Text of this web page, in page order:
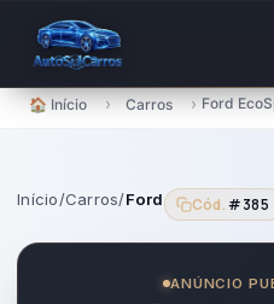
🏠 Início › Carros › Ford
conteúdo
Início/Carros/Ford Cód.#385
ANÚNCIO